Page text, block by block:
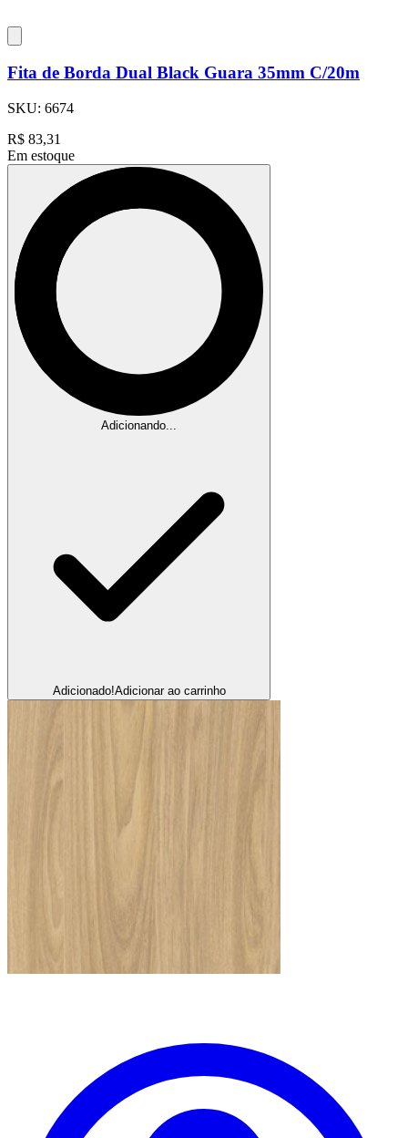
Fita de Borda Dual Black Guara 35mm C/20m
SKU: 6674
R$ 83,31
Em estoque
Adicionando...
Adicionado!Adicionar ao carrinho